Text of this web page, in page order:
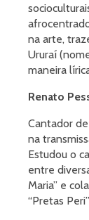
na arte,
Ururaí
maneira
Renato
Cantador
na
Estudou o
entre
Maria” e
“Pretas